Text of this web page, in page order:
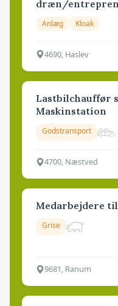
dræn/
Anlæg Kloak
4690, Haslev
Lastbilchauffør
Maskinstation
Godstransport
4700, Næstved
Medarbejdere
Grise
9681, Ranum